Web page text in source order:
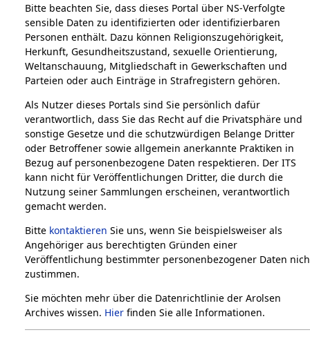
Bestände
1.
Inhaftierungsdokumente
5. Verschiedenes
Einen Kommentar
schreiben →
Bitte beachten Sie, dass dieses Portal über NS-Verfolgte
sensible Daten zu identifizierten oder identifizierbaren
Personen enthält. Dazu können Religionszugehörigkeit,
Herkunft, Gesundheitszustand, sexuelle Orientierung,
Weltanschauung, Mitgliedschaft in Gewerkschaften und
Parteien oder auch Einträge in Strafregistern gehören.
Als Nutzer dieses Portals sind Sie persönlich dafür
verantwortlich, dass Sie das Recht auf die Privatsphäre und
sonstige Gesetze und die schutzwürdigen Belange Dritter
oder Betroffener sowie allgemein anerkannte Praktiken in
Bezug auf personenbezogene Daten respektieren. Der ITS
kann nicht für Veröffentlichungen Dritter, die durch die
Nutzung seiner Sammlungen erscheinen, verantwortlich
gemacht werden.
Bitte kontaktieren Sie uns, wenn Sie beispielsweiser als
Angehöriger aus berechtigten Gründen einer
Veröffentlichung bestimmter personenbezogener Daten
zustimmen.
Sie möchten mehr über die Datenrichtlinie der Arolsen
Archives wissen. Hier finden Sie alle Informationen.